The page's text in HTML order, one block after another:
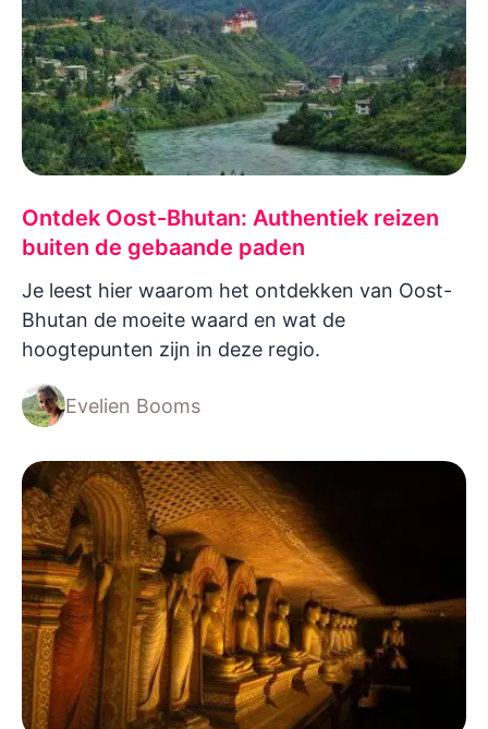
Ontdek Oost-Bhutan: Authentiek reizen
buiten de gebaande paden
Je leest hier waarom het ontdekken van Oost-
Bhutan de moeite waard en wat de
hoogtepunten zijn in deze regio.
Evelien Booms